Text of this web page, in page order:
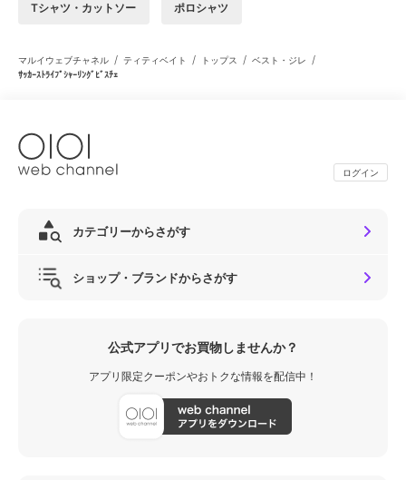
Tシャツ・カットソー ポロシャツ
マルイウェブチャネル / ティティベイト / トップス / ベスト・ジレ /
ｻｯｶｰｽﾄﾗｲﾌﾟｼｬｰﾘﾝｸﾞﾋﾞｽﾁｪ
ログイン
カテゴリーからさがす
ショップ・ブランドからさがす
公式アプリでお買物しませんか？
アプリ限定クーポンやおトクな情報を配信中！